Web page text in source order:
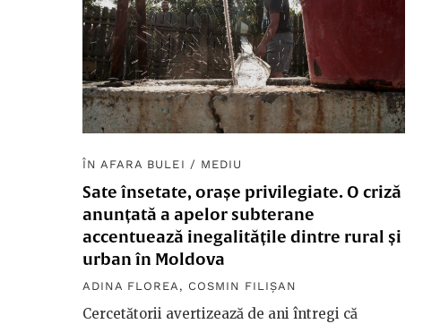
ÎN AFARA BULEI / MEDIU
Sate însetate, orașe privilegiate. O criză
anunțată a apelor subterane
accentuează inegalitățile dintre rural și
urban în Moldova
ADINA FLOREA , COSMIN FILIȘAN
Cercetătorii avertizează de ani întregi că